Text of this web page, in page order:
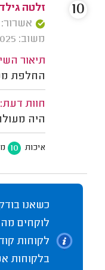
זלטה
אשרור: 04/11/2025
משוב: 20/08/2025
תיאור
החלפת
חוות דעת:
היה
איכות 10
10
כשאנו
לוקחים
לקוחות
בלקוחות